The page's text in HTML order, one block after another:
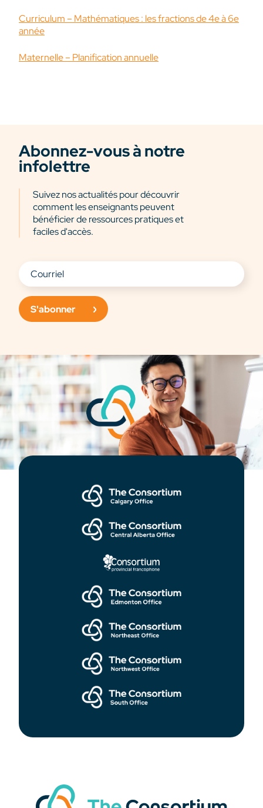
Curriculum – Mathématiques : les fractions de 4e à 6e
année
Maternelle – Planification annuelle
Abonnez-vous à notre
infolettre
Suivez nos actualités pour découvrir
comment les enseignants peuvent
bénéficier de ressources pratiques et
faciles d'accès.
S'abonner